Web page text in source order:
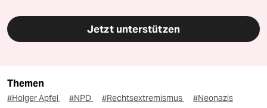
Jetzt unterstützen
Themen
#Holger Apfel #NPD #Rechtsextremismus #Neonazis